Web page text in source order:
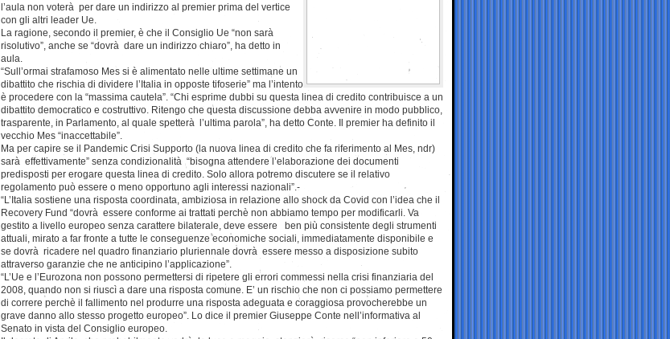
l’aula non voterà per dare un indirizzo al premier prima del vertice
con gli altri leader Ue.
La ragione, secondo il premier, è che il Consiglio Ue “non sarà
risolutivo”, anche se “dovrà dare un indirizzo chiaro”, ha detto in
aula.
“Sull’ormai strafamoso Mes si è alimentato nelle ultime settimane un
dibattito che rischia di dividere l’Italia in opposte tifoserie” ma l’intento
è procedere con la “massima cautela”. “Chi esprime dubbi su questa linea di credito contribuisce a un
dibattito democratico e costruttivo. Ritengo che questa discussione debba avvenire in modo pubblico,
trasparente, in Parlamento, al quale spetterà l’ultima parola”, ha detto Conte. Il premier ha definito il
vecchio Mes “inaccettabile”.
Ma per capire se il Pandemic Crisi Supporto (la nuova linea di credito che fa riferimento al Mes, ndr)
sarà effettivamente” senza condizionalità “bisogna attendere l’elaborazione dei documenti
predisposti per erogare questa linea di credito. Solo allora potremo discutere se il relativo
regolamento può essere o meno opportuno agli interessi nazionali”.-
“L’Italia sostiene una risposta coordinata, ambiziosa in relazione allo shock da Covid con l’idea che il
Recovery Fund “dovrà essere conforme ai trattati perchè non abbiamo tempo per modificarli. Va
gestito a livello europeo senza carattere bilaterale, deve essere ben più consistente degli strumenti
attuali, mirato a far fronte a tutte le conseguenze economiche sociali, immediatamente disponibile e
se dovrà ricadere nel quadro finanziario pluriennale dovrà essere messo a disposizione subito
attraverso garanzie che ne anticipino l’applicazione”.
“L’Ue e l’Eurozona non possono permettersi di ripetere gli errori commessi nella crisi finanziaria del
2008, quando non si riuscì a dare una risposta comune. E’ un rischio che non ci possiamo permettere
di correre perchè il fallimento nel produrre una risposta adeguata e coraggiosa provocherebbe un
grave danno allo stesso progetto europeo”. Lo dice il premier Giuseppe Conte nell’informativa al
Senato in vista del Consiglio europeo.